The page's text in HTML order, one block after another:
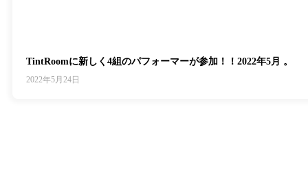
TintRoomに新しく4組のパフォーマーが参加！！2022年5月 。
2022年5月24日